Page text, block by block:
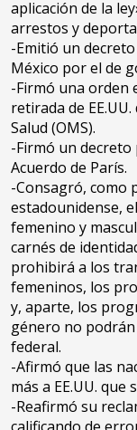
aplicación de la
arrestos y
-Emitió un
México por el de
-Firmó una orden
retirada de
Salud (OMS).
-Firmó un
Acuerdo de París.
-Consagró, como
estadounidense,
femenino y
carnés de
prohibirá a los
femeninos, los
y, aparte, los
género no
federal.
-Afirmó que las
más a EE.UU. que
-Reafirmó su